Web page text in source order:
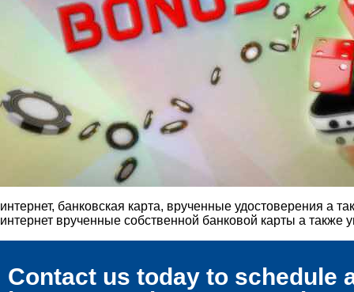
интернет, банковская карта, врученные удостоверения а
интернет врученные собственной банковой карты а также
Contact us today to schedule